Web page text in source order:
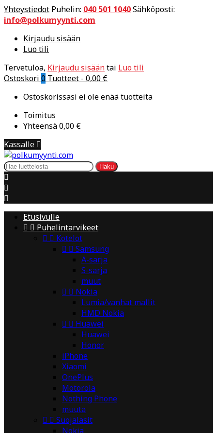
Yhteystiedot Puhelin: 040 501 1040Sähköposti:
info@polkumyynti.com
Kirjaudu sisään
Luo tili
Tervetuloa, Kirjaudu sisääntai Luo tili
Ostoskori 0 Tuotteet - 0,00 €
Ostoskorissasi ei ole enää tuotteita
Toimitus
Yhteensä0,00 €
Kassalle 
Haku



Etusivulle
  Puhelintarvikeet
  Kotelot
  Samsung
A-sarja
S-sarja
muut
  Nokia
Lumia/vanhat mallit
HMD Nokia
  Huawei
Huawei
Honor
iPhone
Xiaomi
OnePlus
Motorola
Nothing Phone
muuta
  Suojalasit
Nokia